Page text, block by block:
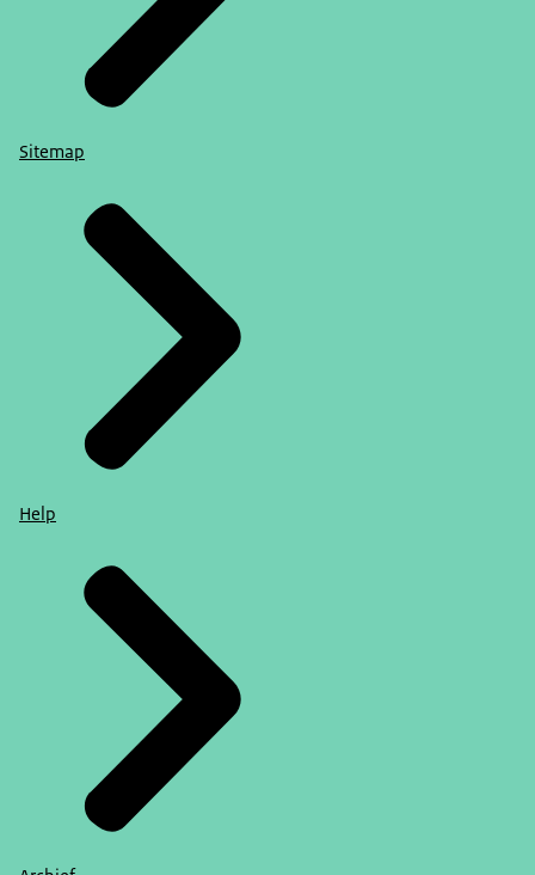
Sitemap
Help